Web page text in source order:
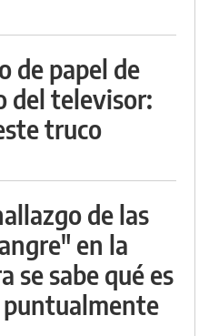
de papel de
del televisor:
truco
de las
en la
se sabe qué es